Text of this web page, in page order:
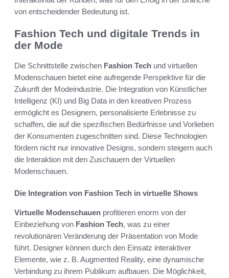
von entscheidender Bedeutung ist.
Fashion Tech und digitale Trends in
der Mode
Die Schnittstelle zwischen Fashion Tech und virtuellen
Modenschauen bietet eine aufregende Perspektive für die
Zukunft der Modeindustrie. Die Integration von Künstlicher
Intelligenz (KI) und Big Data in den kreativen Prozess
ermöglicht es Designern, personalisierte Erlebnisse zu
schaffen, die auf die spezifischen Bedürfnisse und Vorlieben
der Konsumenten zugeschnitten sind. Diese Technologien
fördern nicht nur innovative Designs, sondern steigern auch
die Interaktion mit den Zuschauern der Virtuellen
Modenschauen.
Die Integration von Fashion Tech in virtuelle Shows
Virtuelle Modenschauen profitieren enorm von der
Einbeziehung von Fashion Tech, was zu einer
revolutionären Veränderung der Präsentation von Mode
führt. Designer können durch den Einsatz interaktiver
Elemente, wie z. B. Augmented Reality, eine dynamische
Verbindung zu ihrem Publikum aufbauen. Die Möglichkeit,